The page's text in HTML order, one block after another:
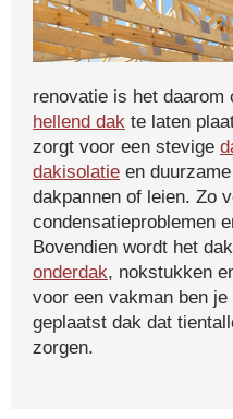
renovatie is het
hellend dak te laten
zorgt voor een stevige
dakisolatie en
dakpannen of leien. Zo
condensatieproblemen
Bovendien wordt het
onderdak, nokstukken
voor een vakman ben
geplaatst dak dat
zorgen.